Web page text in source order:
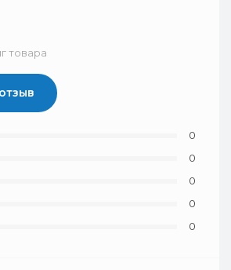
товара
0
0
0
0
0